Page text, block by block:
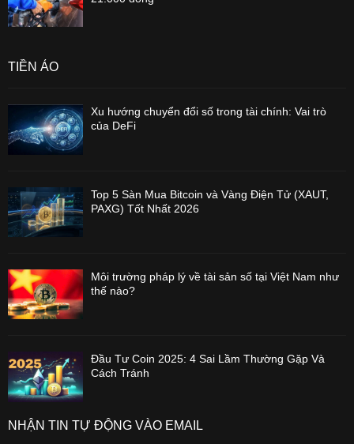
TIỀN ẢO
Xu hướng chuyển đổi số trong tài chính: Vai trò
của DeFi
Top 5 Sàn Mua Bitcoin và Vàng Điện Tử (XAUT,
PAXG) Tốt Nhất 2026
Môi trường pháp lý về tài sản số tại Việt Nam như
thế nào?
Đầu Tư Coin 2025: 4 Sai Lầm Thường Gặp Và
Cách Tránh
NHẬN TIN TỰ ĐỘNG VÀO EMAIL